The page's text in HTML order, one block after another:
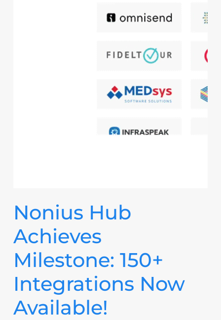
Nonius Hub
Achieves
Milestone: 150+
Integrations Now
Available!